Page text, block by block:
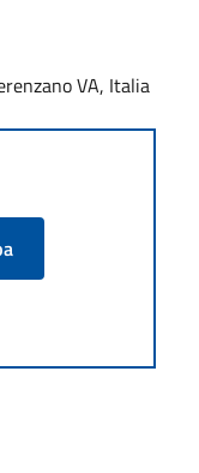
VA, Italia